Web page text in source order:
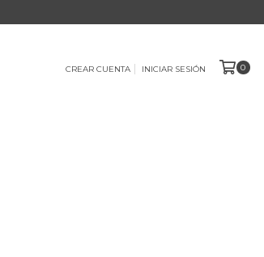
CREAR CUENTA INICIAR SESIÓN 0